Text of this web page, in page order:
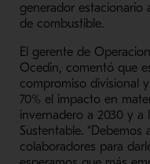
generador estacionario
de combustible.
El gerente de
Ocedin, comentó que
compromiso divisional
70% el impacto en
invernadero a 2030 y a
Sustentable.
colaboradores para